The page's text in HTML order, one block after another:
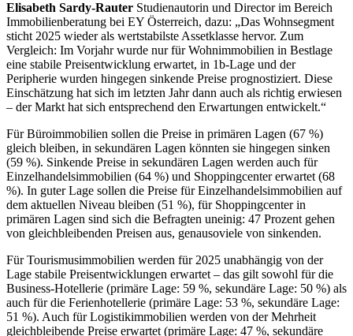
Elisabeth Sardy-Rauter Studienautorin und Director im Bereich
Immobilienberatung bei EY Österreich, dazu: „Das Wohnsegment
sticht 2025 wieder als wertstabilste Assetklasse hervor. Zum
Vergleich: Im Vorjahr wurde nur für Wohnimmobilien in Bestlage
eine stabile Preisentwicklung erwartet, in 1b-Lage und der
Peripherie wurden hingegen sinkende Preise prognostiziert. Diese
Einschätzung hat sich im letzten Jahr dann auch als richtig erwiesen
– der Markt hat sich entsprechend den Erwartungen entwickelt.“
Für Büroimmobilien sollen die Preise in primären Lagen (67 %)
gleich bleiben, in sekundären Lagen könnten sie hingegen sinken
(59 %). Sinkende Preise in sekundären Lagen werden auch für
Einzelhandelsimmobilien (64 %) und Shoppingcenter erwartet (68
%). In guter Lage sollen die Preise für Einzelhandelsimmobilien auf
dem aktuellen Niveau bleiben (51 %), für Shoppingcenter in
primären Lagen sind sich die Befragten uneinig: 47 Prozent gehen
von gleichbleibenden Preisen aus, genausoviele von sinkenden.
Für Tourismusimmobilien werden für 2025 unabhängig von der
Lage stabile Preisentwicklungen erwartet – das gilt sowohl für die
Business-Hotellerie (primäre Lage: 59 %, sekundäre Lage: 50 %) als
auch für die Ferienhotellerie (primäre Lage: 53 %, sekundäre Lage:
51 %). Auch für Logistikimmobilien werden von der Mehrheit
gleichbleibende Preise erwartet (primäre Lage: 47 %, sekundäre